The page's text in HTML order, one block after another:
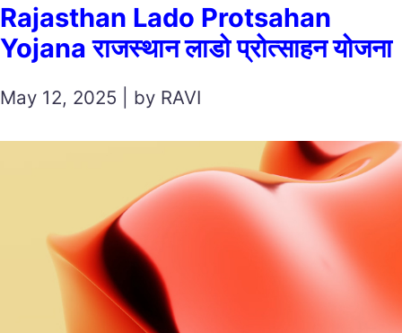
Rajasthan Lado Protsahan
Yojana राजस्थान लाडो प्रोत्साहन योजना
May 12, 2025 | by RAVI